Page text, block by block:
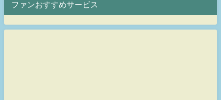
ファンおすすめサービス